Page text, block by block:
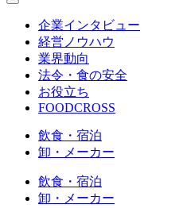
企業インタビュー
経営ノウハウ
業界動向
法令・食の安全
お役立ち
FOODCROSS
飲食・宿泊
卸・メーカー
飲食・宿泊
卸・メーカー